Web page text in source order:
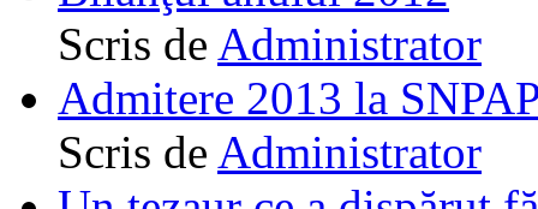
Scris de Administrator
Admitere 2013 la
Scris de Administrator